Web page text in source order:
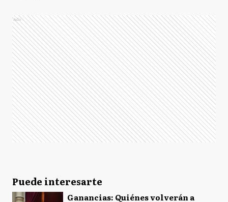
Ads
Puede interesarte
Ganancias: Quiénes volverán a